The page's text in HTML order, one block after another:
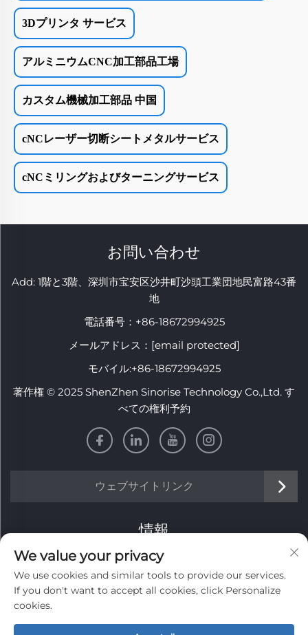
3Dプリンタ サービス
アルミニウムCNC加工部品工場
カスタム機械加工部品 中国
cNCレーザー切断シートメタルサービス
cNCミリングおよびターニングサービス
お問い合わせ
Add: 1階と3階、深圳市宝安区沙井町沙頭工業団地民富路43番
地
電話番号： +86-18672994925
メールアドレス： [email protected]
モバイル:+86-18672994925
著作権 © 2025 ShenZhen Sinorise Technology Co.,Ltd. す
べての権利予約
ウェブサイトリンク
情報
毎週のニュースレターを受け取るにはサインアップしてくだ
さい
We value your privacy
We use cookies and similar tools to provide our services.
If you don't want to accept all cookies, click Personalize
cookies.